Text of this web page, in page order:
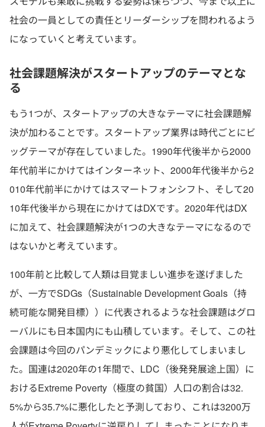
社会の一員としての責任とリーダーシップを問われるよう
になっていくと考えています。
社会課題解決がスタートアップのテーマとな
る
もう1つが、スタートアップの大きなテーマに社会課題解
決が加わることです。スタートアップ業界は時代ごとにビ
ッグテーマが存在していました。1990年代後半から2000
年代前半にかけてはインターネット、2000年代後半から2
010年代前半にかけてはスマートフォンシフト、そして20
10年代後半から現在にかけてはDXです。2020年代はDX
に加えて、社会課題解決が1つの大きなテーマになるので
はないかと考えています。
100年前と比較して人類は目覚ましい進歩を遂げました
が、一方でSDGs（Sustainable Development Goals（持
続可能な開発目標））に代表されるような社会課題はグロ
ーバルにも日本国内にも山積しています。そして、この社
会課題は今回のパンデミックにより悪化してしまいまし
た。国連は2020年の1年間で、LDC（後発発展途上国）に
おけるExtreme Poverty（極度の貧国）人口の割合は32.
5%から35.7%に悪化したと予測しており、これは3200万